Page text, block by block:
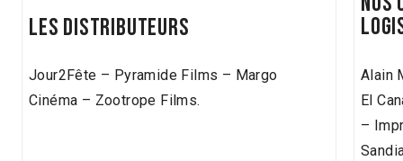
LES DISTRIBUTEURS
Jour2Fête – Pyramide Films – Margo
Cinéma – Zootrope Films.
Alain
El
–